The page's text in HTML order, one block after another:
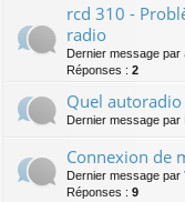
rcd 310 -
radio
Dernier message par
Réponses : 2
Quel
Dernier message par
Connexion de
Dernier message par
Réponses : 9